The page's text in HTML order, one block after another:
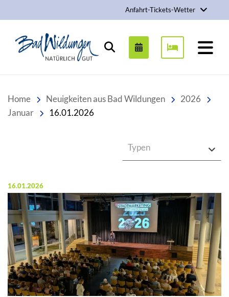
Anfahrt-Tickets-Wetter
Stadt Bad Wildungen
Suchen
Home Neuigkeiten aus Bad Wildungen
2026
Januar
16.01.2026
Typen
Veröffentlicht am:
16.01.2026